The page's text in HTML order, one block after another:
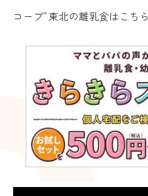
コープﾟ東北の離乳食はこちら